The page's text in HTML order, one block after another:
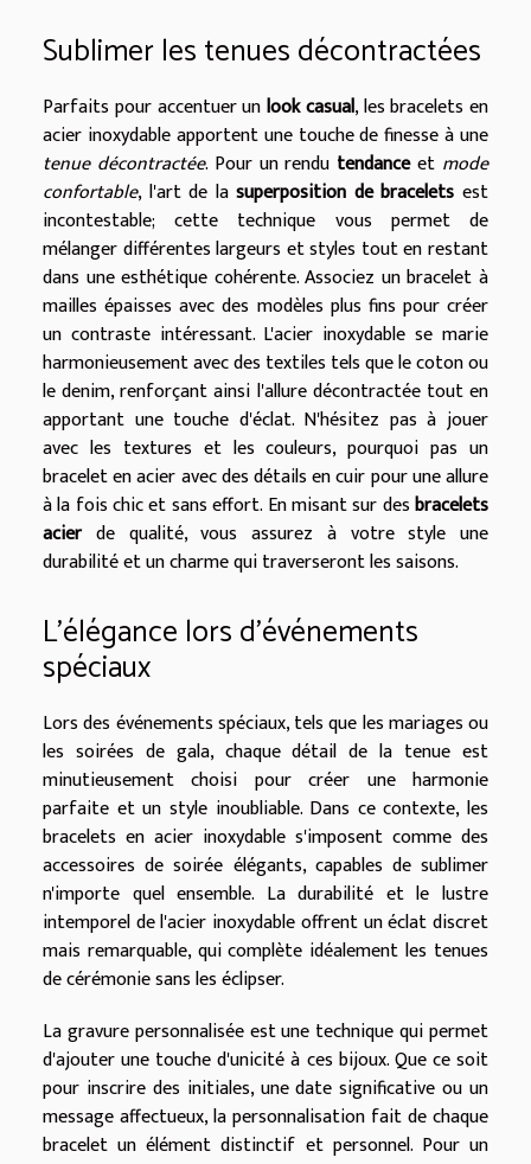
Sublimer les tenues décontractées
Parfaits pour accentuer unlook casual, les bracelets en
acier inoxydable apportent une touche de finesse à une
tenue décontractée. Pour un rendu tendanceet mode
confortable, l'art de lasuperposition de bracelets est
incontestable; cette technique vous permet de
mélanger différentes largeurs et styles tout en restant
dans une esthétique cohérente. Associez un bracelet à
mailles épaisses avec des modèles plus fins pour créer
un contraste intéressant. L'acier inoxydable se marie
harmonieusement avec des textiles tels que le coton ou
le denim, renforçant ainsi l'allure décontractée tout en
apportant une touche d'éclat. N'hésitez pas à jouer
avec les textures et les couleurs, pourquoi pas un
bracelet en acier avec des détails en cuir pour une allure
à la fois chic et sans effort. En misant sur desbracelets
acierde qualité, vous assurez à votre style une
durabilité et un charme qui traverseront les saisons.
L'élégance lors d'événements
spéciaux
Lors des événements spéciaux, tels que les mariages ou
les soirées de gala, chaque détail de la tenue est
minutieusement choisi pour créer une harmonie
parfaite et un style inoubliable. Dans ce contexte, les
bracelets en acier inoxydable s'imposent comme des
accessoires de soirée élégants, capables de sublimer
n'importe quel ensemble. La durabilité et le lustre
intemporel de l'acier inoxydable offrent un éclat discret
mais remarquable, qui complète idéalement les tenues
de cérémonie sans les éclipser.
La gravure personnalisée est une technique qui permet
d'ajouter une touche d'unicité à ces bijoux. Que ce soit
pour inscrire des initiales, une date significative ou un
message affectueux, la personnalisation fait de chaque
bracelet un élément distinctif et personnel. Pour un